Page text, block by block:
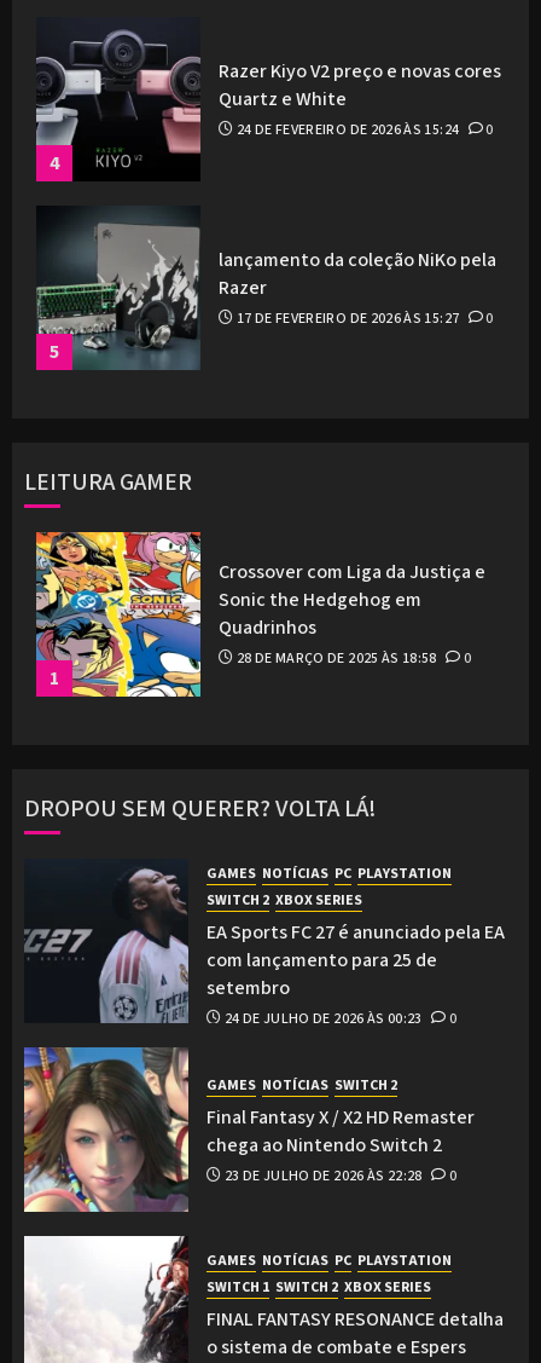
4
Razer Kiyo V2 preço e novas cores
Quartz e White
24 DE FEVEREIRO DE 2026 ÀS 15:24 0
5
lançamento da coleção NiKo pela
Razer
17 DE FEVEREIRO DE 2026 ÀS 15:27 0
LEITURA GAMER
1
Crossover com Liga da Justiça e
Sonic the Hedgehog em
Quadrinhos
28 DE MARÇO DE 2025 ÀS 18:58 0
DROPOU SEM QUERER? VOLTA LÁ!
GAMES NOTÍCIAS PC PLAYSTATION
SWITCH 2 XBOX SERIES
EA Sports FC 27 é anunciado pela EA
com lançamento para 25 de
setembro
24 DE JULHO DE 2026 ÀS 00:23 0
GAMES NOTÍCIAS SWITCH 2
Final Fantasy X / X2 HD Remaster
chega ao Nintendo Switch 2
23 DE JULHO DE 2026 ÀS 22:28 0
GAMES NOTÍCIAS PC PLAYSTATION
SWITCH 1 SWITCH 2 XBOX SERIES
FINAL FANTASY RESONANCE detalha
o sistema de combate e Espers